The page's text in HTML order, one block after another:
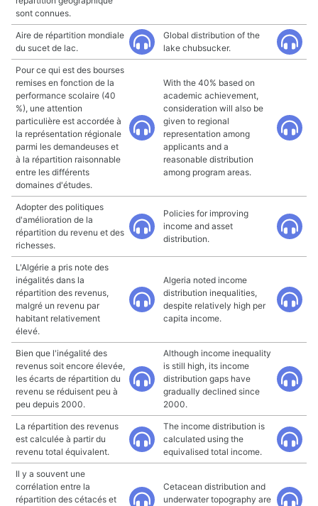
sont connues.
Aire de répartition mondiale
du sucet de lac.
Global distribution of the
lake chubsucker.
Pour ce qui est des bourses
remises en fonction de la
performance scolaire (40
%), une attention
particulière est accordée à
la représentation régionale
parmi les demandeuses et
à la répartition raisonnable
entre les différents
domaines d'études.
With the 40% based on
academic achievement,
consideration will also be
given to regional
representation among
applicants and a
reasonable distribution
among program areas.
Adopter des politiques
d'amélioration de la
répartition du revenu et des
richesses.
Policies for improving
income and asset
distribution.
L'Algérie a pris note des
inégalités dans la
répartition des revenus,
malgré un revenu par
habitant relativement
élevé.
Algeria noted income
distribution inequalities,
despite relatively high per
capita income.
Bien que l'inégalité des
revenus soit encore élevée,
les écarts de répartition du
revenu se réduisent peu à
peu depuis 2000.
Although income inequality
is still high, its income
distribution gaps have
gradually declined since
2000.
La répartition des revenus
est calculée à partir du
revenu total équivalent.
The income distribution is
calculated using the
equivalised total income.
Il y a souvent une
corrélation entre la
répartition des cétacés et
Cetacean distribution and
underwater topography are